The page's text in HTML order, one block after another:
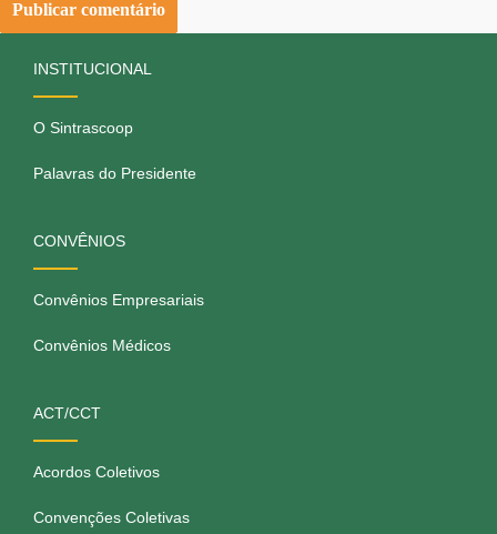
INSTITUCIONAL
O Sintrascoop
Palavras do Presidente
CONVÊNIOS
Convênios Empresariais
Convênios Médicos
ACT/CCT
Acordos Coletivos
Convenções Coletivas